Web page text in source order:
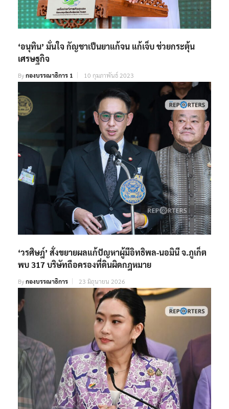
‘อนุทิน’ มั่นใจ กัญชาเป็นยาแก้จน แก้เจ็บ ช่วยกระตุ้น
เศรษฐกิจ
Byกองบรรณาธิการ 1 10 กุมภาพันธ์ 2023
‘วรศิษฎ์’ สั่งขยายผลแก้ปัญหาผู้มีอิทธิพล-นอมินี จ.ภูเก็ต
พบ 317 บริษัทถือครองที่ดินผิดกฎหมาย
Byกองบรรณาธิการ 23 มิถุนายน 2026